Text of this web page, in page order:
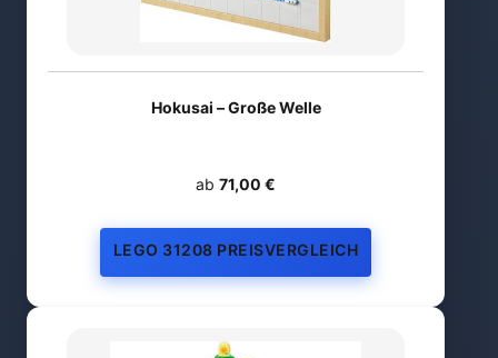
Hokusai – Große Welle
ab 71,00 €
LEGO 31208 PREISVERGLEICH